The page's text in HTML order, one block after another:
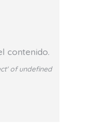
contenido.
of undefined